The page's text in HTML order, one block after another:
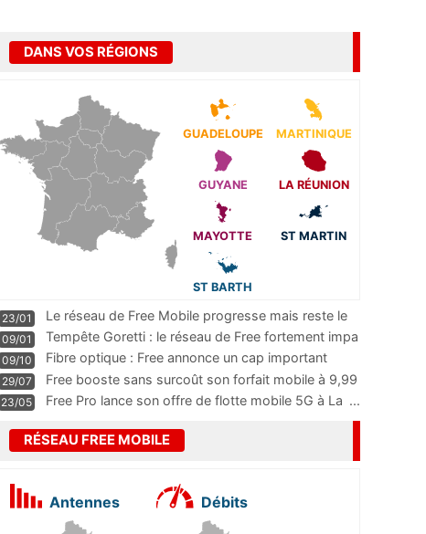
DANS VOS RÉGIONS
GUADELOUPE MARTINIQUE
GUYANE LA RÉUNION
MAYOTTE ST MARTIN
ST BARTH
23/01
Le réseau de Free Mobile progresse mais reste le
m
...
09/01
Tempête Goretti : le réseau de Free fortement impa
09/10
Fibre optique : Free annonce un cap important
pass
...
29/07
Free booste sans surcoût son forfait mobile à 9,99
23/05 Free Pro lance son offre de flotte mobile 5G à La ...
RÉSEAU FREE MOBILE
Antennes Débits